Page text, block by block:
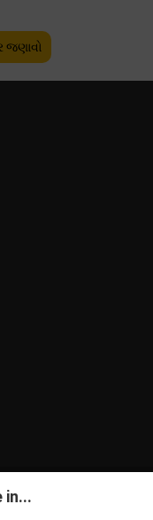
જણાવો
AstroSage.com
in...